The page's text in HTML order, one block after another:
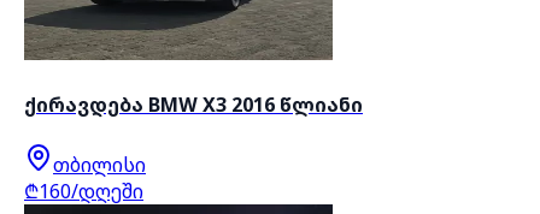
ქირავდება BMW X3 2016 წლიანი
თბილისი
₾160/დღეში